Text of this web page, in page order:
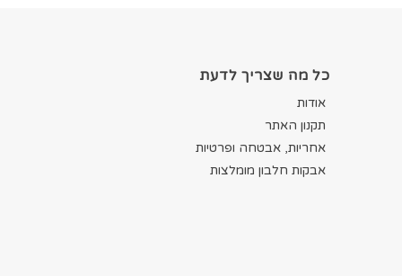
כל מה שצריך לדעת
אודות
תקנון האתר
אחריות, אבטחה ופרטיות
אבקות חלבון מומלצות